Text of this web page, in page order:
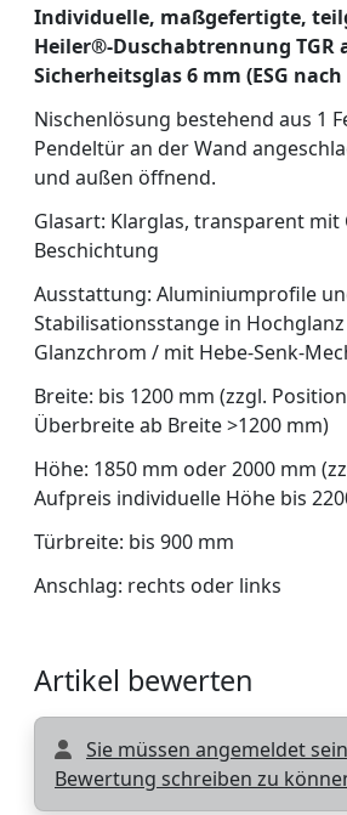
Individuelle, maßgefertigte,
Heiler®-Duschabtrennung TGR
Sicherheitsglas 6 mm (ESG nach
Nischenlösung bestehend aus 1
Pendeltür an der Wand
und außen öffnend.
Glasart: Klarglas, transparent mit
Beschichtung
Ausstattung: Aluminiumprofile
Stabilisationsstange in
Glanzchrom / mit Hebe-Senk-
Breite: bis 1200 mm (zzgl.
Überbreite ab Breite >1200 mm)
Höhe: 1850 mm oder 2000 mm
Aufpreis individuelle Höhe bis
Türbreite: bis 900 mm
Anschlag: rechts oder links
Artikel bewerten
Sie müssen angemeldet
Bewertung schreiben zu